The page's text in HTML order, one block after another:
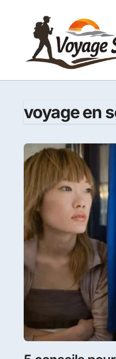
voyage en